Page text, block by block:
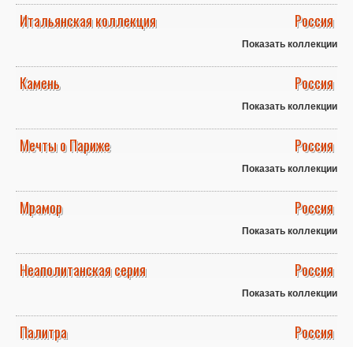
Итальянская коллекция Россия
Показать коллекции
Камень Россия
Показать коллекции
Мечты о Париже Россия
Показать коллекции
Мрамор Россия
Показать коллекции
Неаполитанская серия Россия
Показать коллекции
Палитра Россия